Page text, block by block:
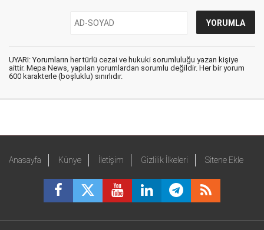
UYARI: Yorumların her türlü cezai ve hukuki sorumluluğu yazan kişiye
aittir. Mepa News, yapılan yorumlardan sorumlu değildir. Her bir yorum
600 karakterle (boşluklu) sınırlıdır.
Anasayfa Künye İletişim Gizlilik İlkeleri Sitene Ekle